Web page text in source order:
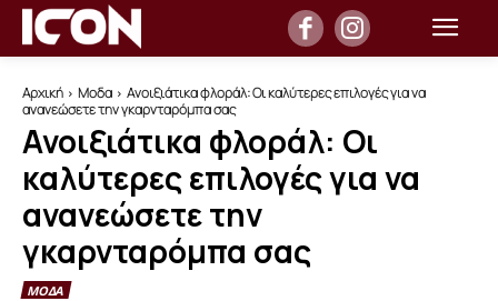
Αρχική Μοδα
Ανοιξιάτικα φλοράλ: Οι καλύτερες επιλογές για να
ανανεώσετε την γκαρνταρόμπα σας
Ανοιξιάτικα φλοράλ: Οι
καλύτερες επιλογές για να
ανανεώσετε την
γκαρνταρόμπα σας
ΜΟΔΑ